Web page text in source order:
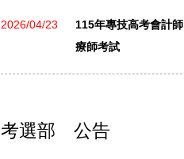
2026/04/23
115年專技高考會計
療師考試
考選部 公告